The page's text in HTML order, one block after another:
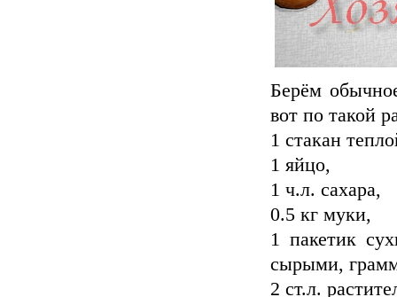
Берём
вот по такой
1 стакан
1 яйцо,
1 ч.л. сахара,
0.5 кг муки,
1 пакетик
сырыми,
2 ст.л.